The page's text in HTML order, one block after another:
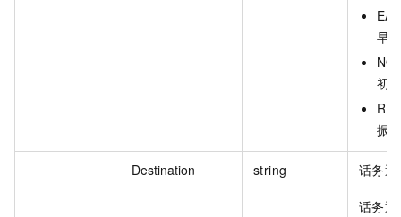
早
初
振
Destination string 话务
话务